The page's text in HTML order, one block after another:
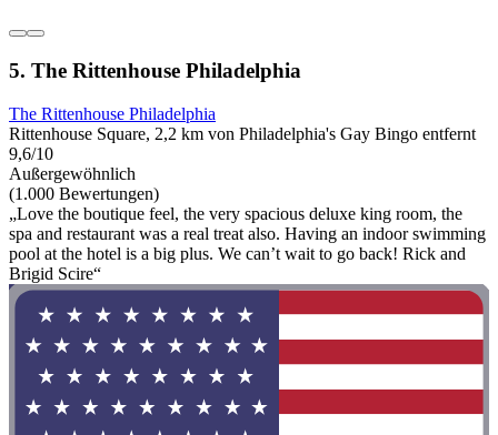
5. The Rittenhouse Philadelphia
The Rittenhouse Philadelphia
Rittenhouse Square, 2,2 km von Philadelphia's Gay Bingo entfernt
9,6/10
Außergewöhnlich
(1.000 Bewertungen)
„Love the boutique feel, the very spacious deluxe king room, the
spa and restaurant was a real treat also. Having an indoor swimming
pool at the hotel is a big plus. We can’t wait to go back! Rick and
Brigid Scire“